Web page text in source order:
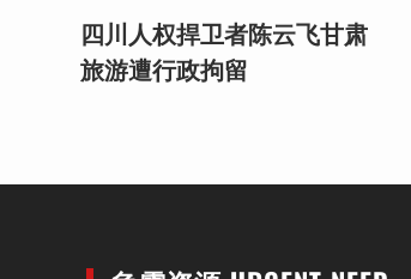
四川人权捍卫者陈云飞甘肃
旅游遭行政拘留